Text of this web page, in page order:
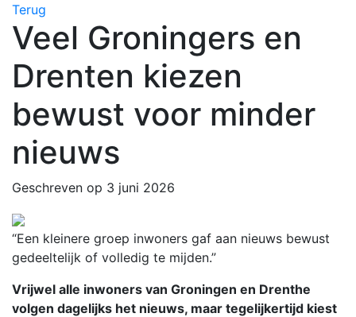
Terug
Veel Groningers en
Drenten kiezen
bewust voor minder
nieuws
Geschreven op 3 juni 2026
“Een kleinere groep inwoners gaf aan nieuws bewust
gedeeltelijk of volledig te mijden.”
Vrijwel alle inwoners van Groningen en Drenthe
volgen dagelijks het nieuws, maar tegelijkertijd kiest